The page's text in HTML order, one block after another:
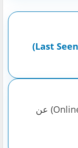
لإخفاء حالة نشاطك (Online/Offline) عن